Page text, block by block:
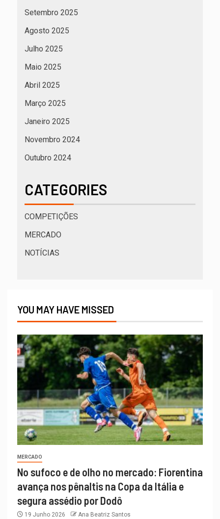
Setembro 2025
Agosto 2025
Julho 2025
Maio 2025
Abril 2025
Março 2025
Janeiro 2025
Novembro 2024
Outubro 2024
CATEGORIES
COMPETIÇÕES
MERCADO
NOTÍCIAS
YOU MAY HAVE MISSED
MERCADO
No sufoco e de olho no mercado: Fiorentina
avança nos pênaltis na Copa da Itália e
segura assédio por Dodô
19 Junho 2026 Ana Beatriz Santos